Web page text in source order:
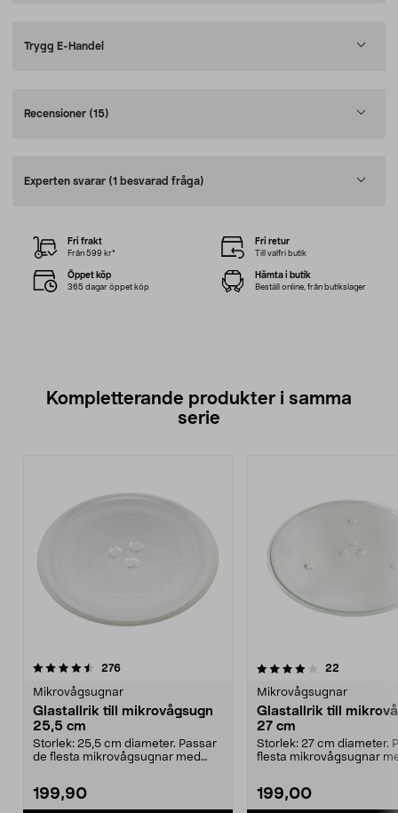
Trygg E-Handel
Recensioner (15)
Experten svarar (1 besvarad fråga)
Fri frakt
Från 599 kr*
Fri retur
Till valfri butik
Öppet köp
365 dagar öppet köp
Hämta i butik
Beställ online, från butikslager
Kompletterande produkter i samma
serie
276recensioner
Mikrovågsugnar
Glastallrik till mikrovågsugn
25,5 cm
Storlek: 25,5 cm diameter. Passar
de flesta mikrovågsugnar med
199,90
4.0av 5 stjärnor 22
Mikrovågsugnar
Glastallrik till
27 cm
Storlek: 27 cm diameter.
flesta mikrovågsugnar
199,00
4.5av 5 stjärnor